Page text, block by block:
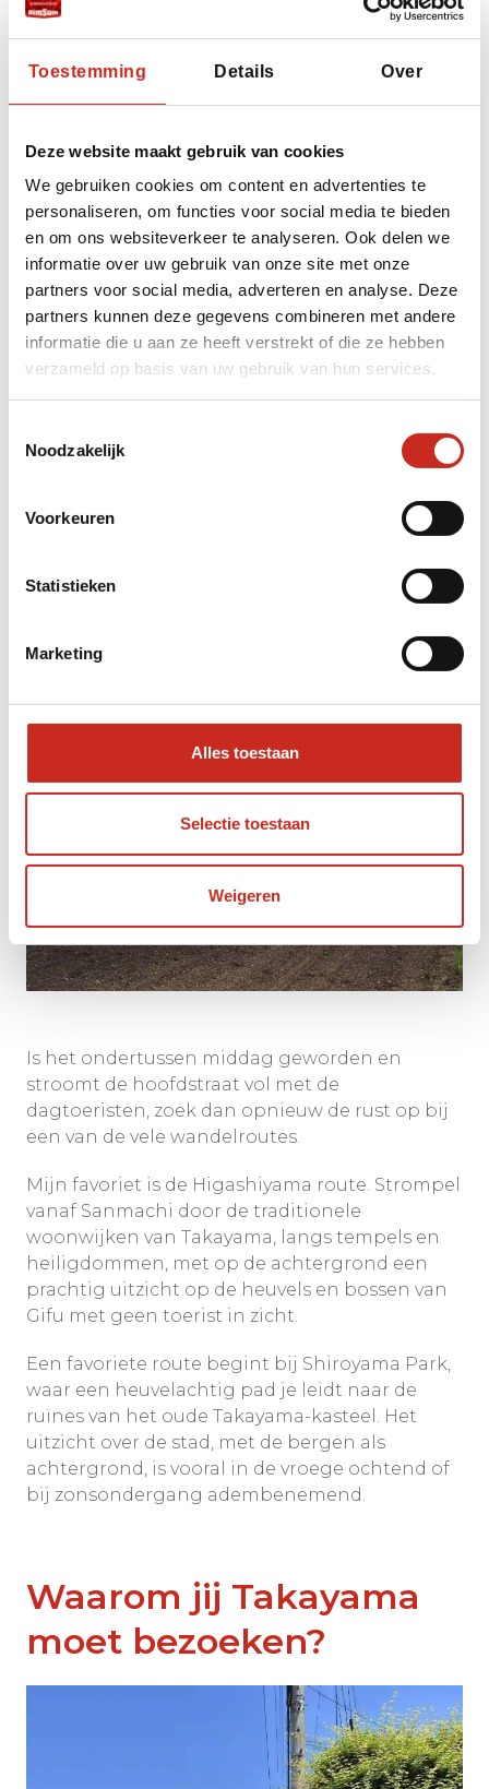
Toestemming Details Over
Deze website maakt gebruik van cookies
We gebruiken cookies om content en advertenties te
personaliseren, om functies voor social media te bieden
en om ons websiteverkeer te analyseren. Ook delen we
informatie over uw gebruik van onze site met onze
partners voor social media, adverteren en analyse. Deze
partners kunnen deze gegevens combineren met andere
informatie die u aan ze heeft verstrekt of die ze hebben
verzameld op basis van uw gebruik van hun services.
Noodzakelijk
Voorkeuren
Statistieken
Marketing
Alles toestaan
Selectie toestaan
Weigeren
haarden in het midden van het huis en
werkplaatsen voor houtbewerking. Wat mij
raakte, was de rust in dit parkachtige domein.
leven die langzaam verdwijnt.
In de herfst transformeert Hida-no-Sato in een
kleurrijk decor van roodgele esdoorns en koel
zonlicht. Een perfecte plek om even op adem
te komen.
Hida-no-Sato is ook het perfecte alternatief
voor het populaire Shirakawago, wat
tegenwoordig massa's aan toeristen trekt.
Wandelingen en
Is het ondertussen middag geworden en
stroomt de hoofdstraat vol met de
dagtoeristen, zoek dan opnieuw de rust op bij
een van de vele wandelroutes.
Mijn favoriet is de Higashiyama route. Strompel
vanaf Sanmachi door de traditionele
woonwijken van Takayama, langs tempels en
heiligdommen, met op de achtergrond een
prachtig uitzicht op de heuvels en bossen van
Gifu met geen toerist in zicht.
Een favoriete route begint bij Shiroyama Park,
waar een heuvelachtig pad je leidt naar de
ruïnes van het oude Takayama-kasteel. Het
uitzicht over de stad, met de bergen als
achtergrond, is vooral in de vroege ochtend of
bij zonsondergang adembenemend.
Waarom jij Takayama
moet bezoeken?